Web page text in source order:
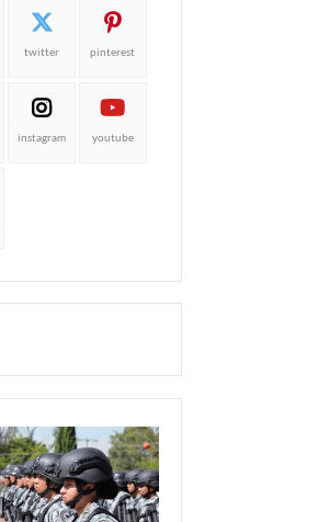
twitter pinterest
instagram youtube